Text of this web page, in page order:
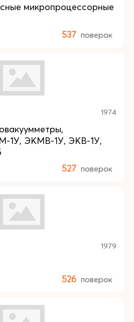
микропроцессорные
537 поверок
1974
1У, ЭКМВ-1У, ЭКВ-1У,
527 поверок
1979
526 поверок